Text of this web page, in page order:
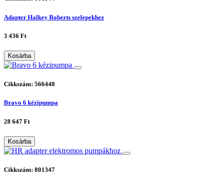
Adapter Halkey Roberts szelepekhez
3 436 Ft
Kosárba
Cikkszám: 566448
Bravo 6 kézipumpa
28 647 Ft
Kosárba
Cikkszám: 801347